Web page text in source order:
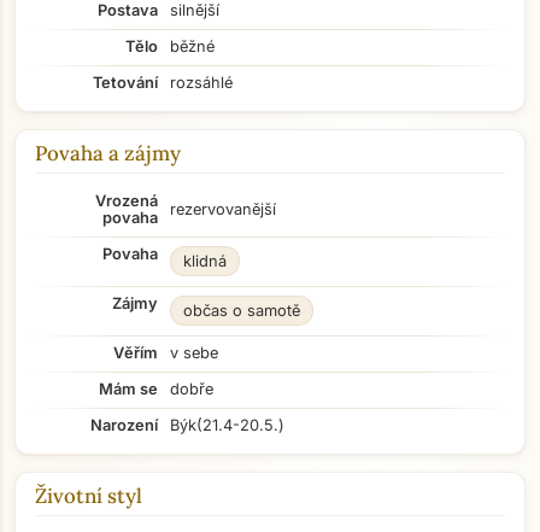
Postava
silnější
Tělo
běžné
Tetování
rozsáhlé
Povaha a zájmy
Vrozená
povaha
rezervovanější
Povaha klidná
Zájmy občas o samotě
Věřím
v sebe
Mám se
dobře
Narození
Býk(21.4-20.5.)
Životní styl